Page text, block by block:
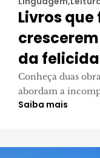
Livros
da
Conheça duas
abordam a
Saiba mais